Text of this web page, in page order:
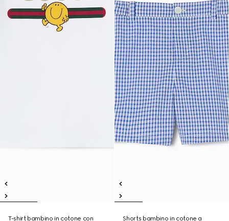
T-shirt bambino in cotone con
Shorts bambino in cotone a